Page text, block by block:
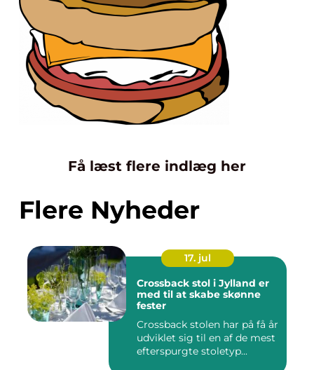
Få læst flere indlæg her
Flere Nyheder
17. jul
Crossback stol i Jylland er
med til at skabe skønne
fester
Crossback stolen har på få år
udviklet sig til en af de mest
efterspurgte stoletyp...